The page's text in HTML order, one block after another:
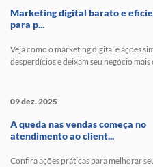
Marketing digital barato e
para p...
Veja como o marketing digital e ações
desperdícios e deixam seu negócio
09 dez. 2025
A queda nas vendas começa no
atendimento ao client...
Confira ações práticas para melhorar